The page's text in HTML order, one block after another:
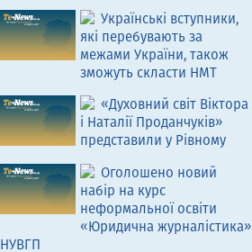
Українські вступники,
які перебувають за
межами України, також
зможуть скласти НМТ
«Духовний світ Віктора
і Наталії Проданчуків»
представили у Рівному
Оголошено новий
набір на курс
неформальної освіти
«Юридична журналістика»
НУВГП